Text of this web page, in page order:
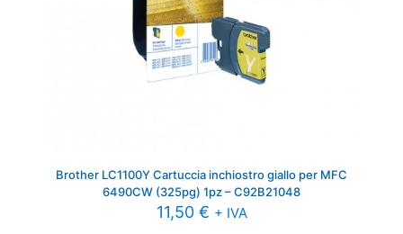
Brother LC1100Y Cartuccia inchiostro giallo per MFC
6490CW (325pg) 1pz – C92B21048
11,50 € + IVA